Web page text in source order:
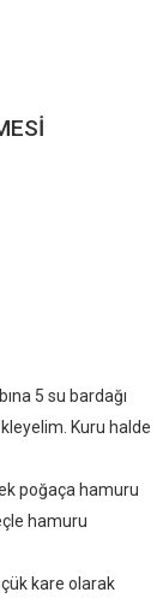
5 su bardağı
Kuru halde
poğaça hamuru
hamuru
kare olarak